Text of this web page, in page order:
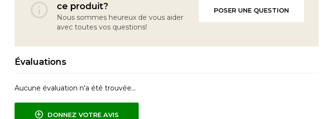
ce produit?
Nous sommes heureux de vous aider
avec toutes vos questions!
POSER UNE QUESTION
Évaluations
Aucune évaluation n'a été trouvée...
DONNEZ VOTRE AVIS